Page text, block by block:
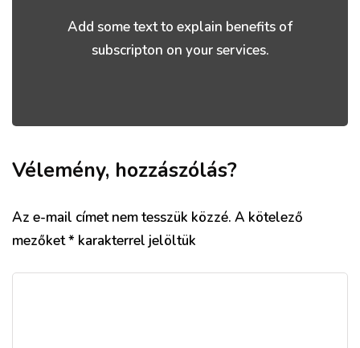
Add some text to explain benefits of
subscripton on your services.
Vélemény, hozzászólás?
Az e-mail címet nem tesszük közzé. A kötelező
mezőket* karakterrel jelöltük